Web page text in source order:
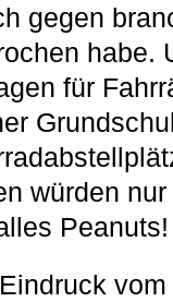
gegen
habe.
für
würden
Peanuts!